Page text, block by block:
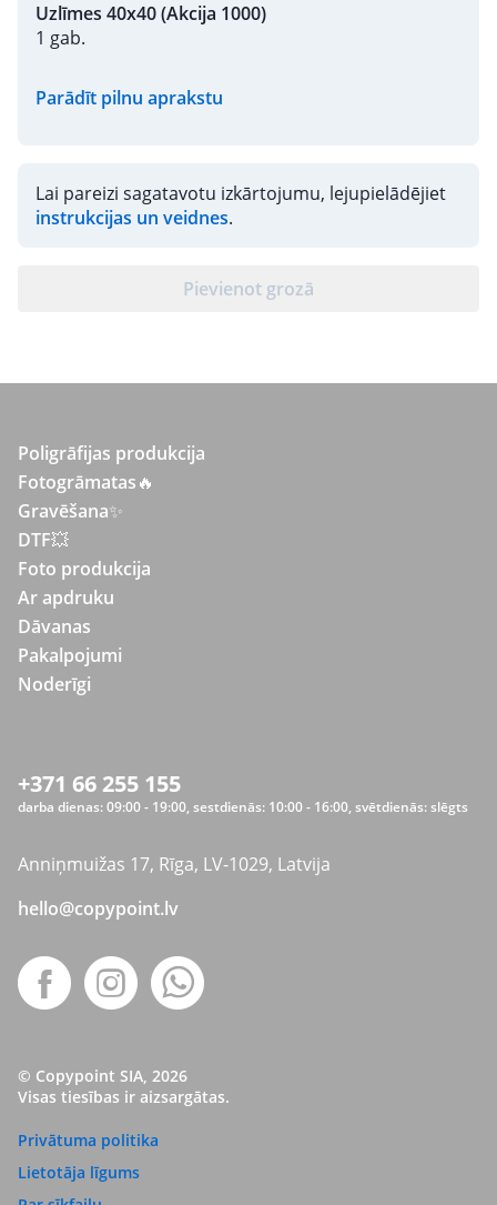
Uzlīmes 40x40 (Akcija 1000)
1 gab.
Parādīt pilnu aprakstu
Lai pareizi sagatavotu izkārtojumu, lejupielādējiet
instrukcijas un veidnes.
Pievienot grozā
Poligrāfijas produkcija
Fotogrāmatas🔥
Gravēšana✨
DTF💥
Foto produkcija
Ar apdruku
Dāvanas
Pakalpojumi
Noderīgi
+371 66 255 155
darba dienas: 09:00 - 19:00, sestdienās: 10:00 - 16:00, svētdienās: slēgts
Anniņmuižas 17, Rīga, LV-1029, Latvija
hello@copypoint.lv
© Copypoint SIA, 2026
Visas tiesības ir aizsargātas.
Privātuma politika
Lietotāja līgums